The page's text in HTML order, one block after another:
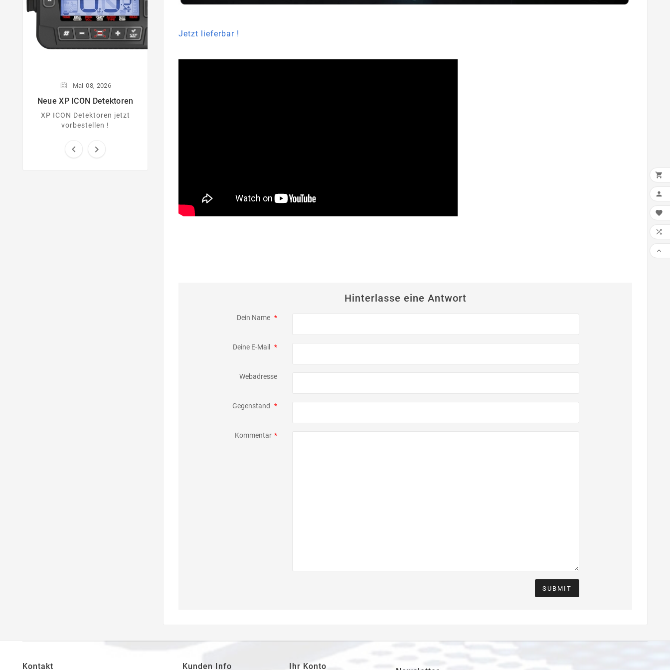
Mai 08, 2026
Neue XP ICON Detektoren
XP ICON Detektoren jetzt
vorbestellen !
 
Jetzt lieferbar !
Hinterlasse eine Antwort
Dein Name *
Deine E-Mail *
Webadresse
Gegenstand *
Kommentar *
SUBMIT
Kontakt Kunden Info Ihr Konto




